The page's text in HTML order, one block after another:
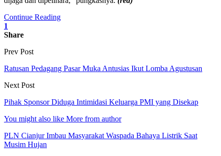
Continue Reading
1
Share
Prev Post
Ratusan Pedagang Pasar Muka Antusias Ikut Lomba Agustusan
Next Post
Pihak Sponsor Diduga Intimidasi Keluarga PMI yang Disekap
You might also like More from author
PLN Cianjur Imbau Masyarakat Waspada Bahaya Listrik Saat
Musim Hujan